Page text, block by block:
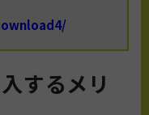
するメリ